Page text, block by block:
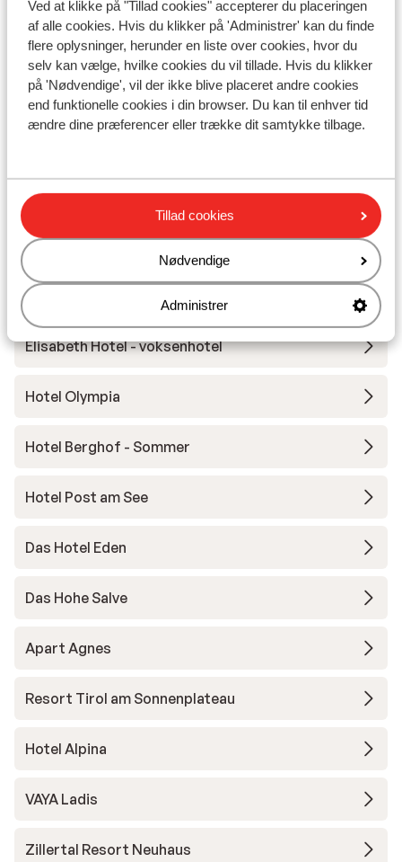
Ved at klikke på "Tillad cookies" accepterer du placeringen
af alle cookies. Hvis du klikker på 'Administrer' kan du finde
flere oplysninger, herunder en liste over cookies, hvor du
selv kan vælge, hvilke cookies du vil tillade. Hvis du klikker
på 'Nødvendige', vil der ikke blive placeret andre cookies
end funktionelle cookies i din browser. Du kan til enhver tid
ændre dine præferencer eller trække dit samtykke tilbage.
Tillad cookies
Nødvendige
Administrer
I området
I centrum
I et skovområde
Rolig beliggenhed
Andre overnatningssteder i Tyrol
Hotel & Gasthof Perauer
Elisabeth Hotel - voksenhotel
Hotel Olympia
Hotel Berghof - Sommer
Hotel Post am See
Das Hotel Eden
Das Hohe Salve
Apart Agnes
Resort Tirol am Sonnenplateau
Hotel Alpina
VAYA Ladis
Zillertal Resort Neuhaus